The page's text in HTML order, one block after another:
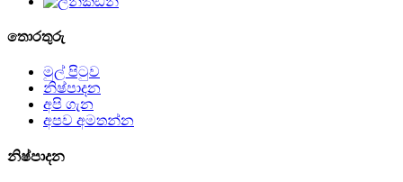
තොරතුරු
මුල් පිටුව
නිෂ්පාදන
අපි ගැන
අපව අමතන්න
නිෂ්පාදන